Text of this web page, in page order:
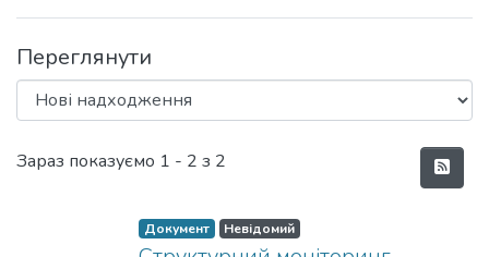
Переглянути
Нові надходження
Зараз показуємо 1 - 2 з 2
Документ Невідомий